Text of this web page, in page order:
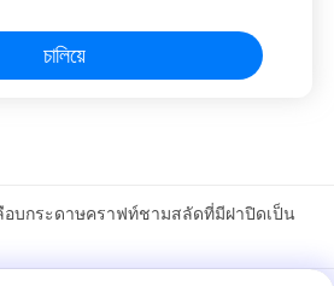
চালিয়ে
อบกระดาษคราฟท์ชามสลัดที่มีฝาปิดเป็น